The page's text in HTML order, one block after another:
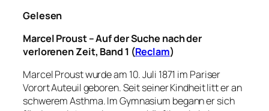
Gelesen
Marcel Proust – Auf der Suche nach der
verlorenen Zeit, Band 1 (Reclam)
Marcel Proust wurde am 10. Juli 1871 im Pariser
Vorort Auteuil geboren. Seit seiner Kindheit litt er an
schwerem Asthma. Im Gymnasium begann er sich